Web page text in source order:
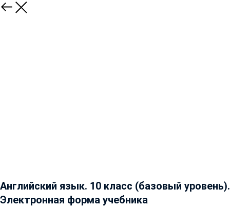
Английский язык. 10 класс (базовый уровень).
Электронная форма учебника